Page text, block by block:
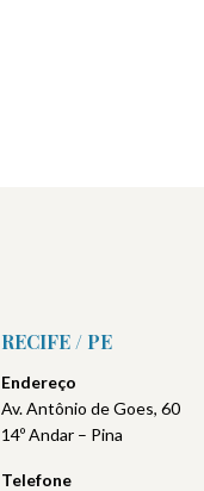
RECIFE / PE
Endereço
Av. Antônio de Goes, 60
14º Andar – Pina
Telefone